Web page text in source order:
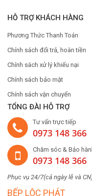
HỖ TRỢ KHÁCH HÀNG
Phương Thức Thanh Toán
Chính sách đổi trả, hoàn tiền
Chính sách xử lý khiếu nại
Chính sách bảo mật
Chính sách vận chuyển
TỔNG ĐÀI HỖ TRỢ
Tư vấn trực tiếp
0973 148 366
Chăm sóc & Bảo
0973 148 366
Phục vụ 24/7(cả ngày lễ và
BẾP LỘC PHÁT